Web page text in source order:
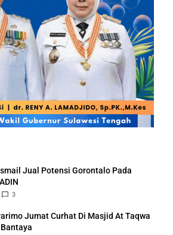
Jual Potensi Gorontalo Pada
3
Jumat Curhat Di Masjid At Taqwa